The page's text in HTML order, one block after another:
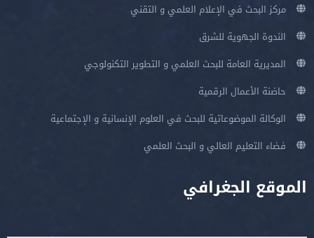
مركز البحث في الإعلام العلمي و التقني
الندوة الجهوية للشرق
المديرية العامة للبحث العلمي و التطوير التكنولوجي
حاضنة الأعمال الرقمية
الوكالة الموضوعاتية للبحث في العلوم الإنسانية و الإجتماعية
فضاء التعليم العالي و البحث العلمي
الموقع الجغرافي